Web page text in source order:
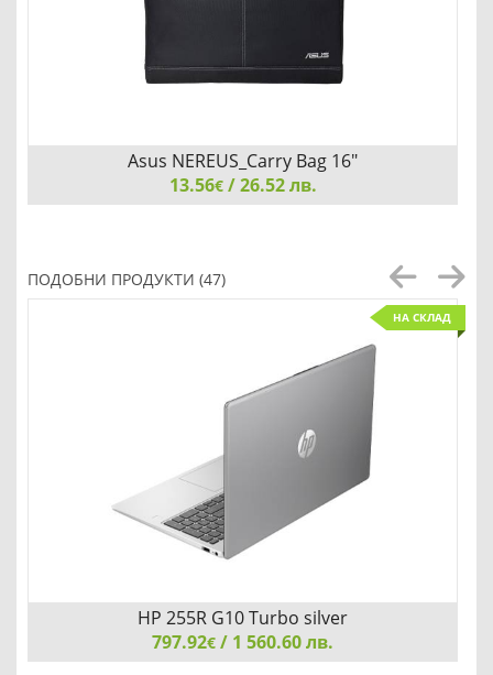
Сравни
Asus NEREUS_Carry Bag 16"
13.56€/ 26.52 лв.
ПОДОБНИ ПРОДУКТИ (47)
НА СКЛАД
HP 255R G10 Turbo silver
797.92€ / 1 560.60 лв.